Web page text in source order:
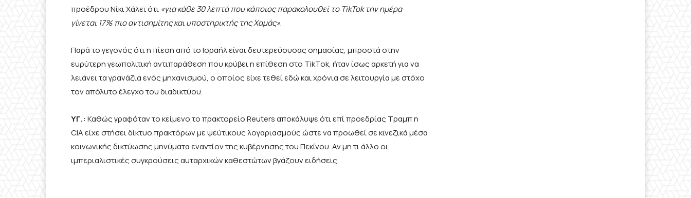
προέδρου Νίκι Χάλεϊ ότι «για κάθε 30 λεπτά που κάποιος παρακολουθεί το TikTok την ημέρα
γίνεται 17% πιο αντισημίτης και υποστηρικτής της Χαμάς».
Παρά το γεγονός ότι η πίεση από το Ισραήλ είναι δευτερεύουσας σημασίας, μπροστά στην
ευρύτερη γεωπολιτική αντιπαράθεση που κρύβει η επίθεση στο TikTok, ήταν ίσως αρκετή για να
λειάνει τα γρανάζια ενός μηχανισμού, ο οποίος είχε τεθεί εδώ και χρόνια σε λειτουργία με στόχο
τον απόλυτο έλεγχο του διαδικτύου.
ΥΓ.: Καθώς γραφόταν το κείμενο το πρακτορείο Reuters αποκάλυψε ότι επί προεδρίας Τραμπ η
CIA είχε στήσει δίκτυο πρακτόρων με ψεύτικους λογαριασμούς ώστε να προωθεί σε κινεζικά μέσα
κοινωνικής δικτύωσης μηνύματα εναντίον της κυβέρνησης του Πεκίνου. Αν μη τι άλλο οι
ιμπεριαλιστικές συγκρούσεις αυταρχικών καθεστώτων βγάζουν ειδήσεις.